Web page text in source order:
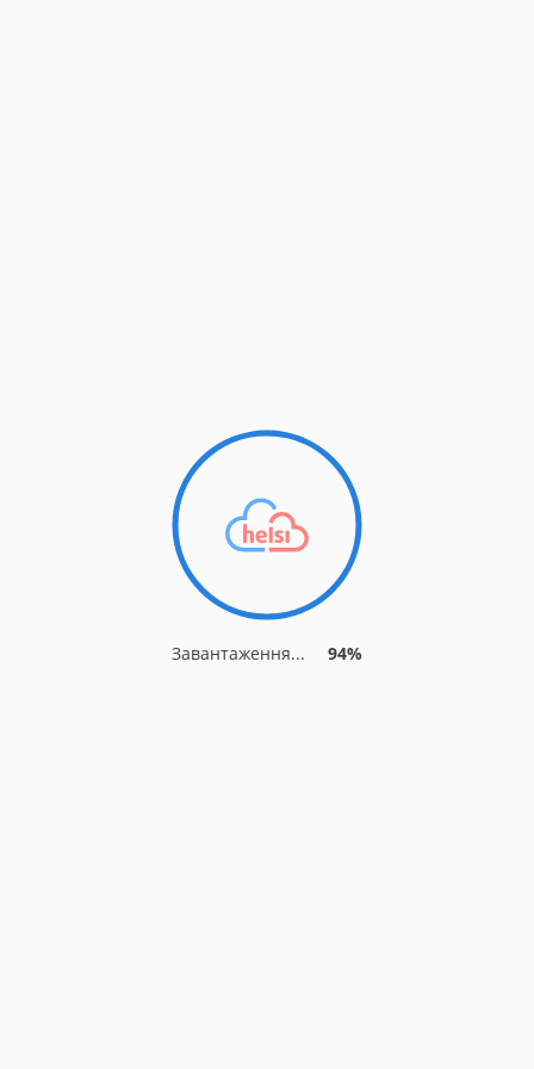
Завантаження... 94%